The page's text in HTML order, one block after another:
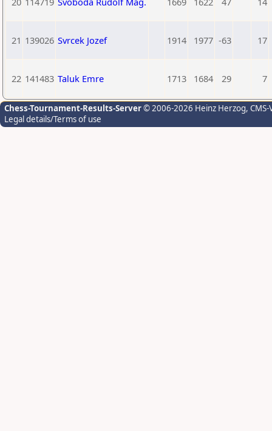
21 139026 Svrcek Jozef 1914 1977 -63 17
22 141483 Taluk Emre 1713 1684 29 7
Chess-Tournament-Results-Server© 2006-2026 Heinz Herzog,
Legal details/Terms of use